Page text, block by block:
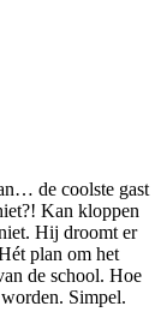
de coolste gast
Kan kloppen
Hij droomt er
plan om het
de school. Hoe
Simpel.